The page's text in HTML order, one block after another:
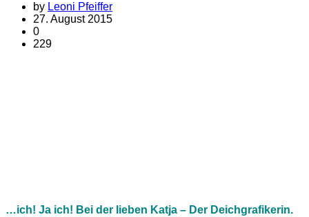
by Leoni Pfeiffer
27. August 2015
0
229
…ich! Ja ich! Bei der lieben Katja – Der Deichgrafikerin.